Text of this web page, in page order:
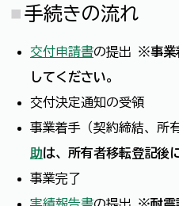
手続きの流れ
交付申請書の提出 ※事業
してください。
交付決定通知の受領
事業着手（契約締結、所
助は、所有者移転登記後
事業完了
実績報告書の提出 ※耐震